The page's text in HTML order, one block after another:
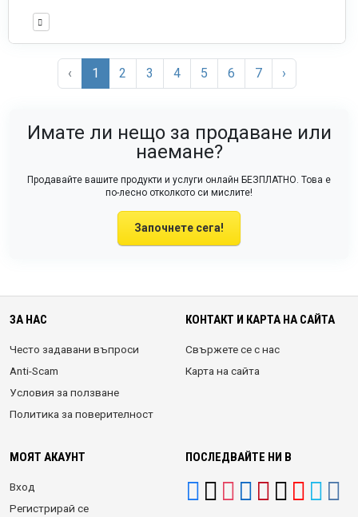
‹ 1 2 3 4 5 6 7 ›
Имате ли нещо за продаване или
наемане?
Продавайте вашите продукти и услуги онлайн БЕЗПЛАТНО. Това е
по-лесно отколкото си мислите!
Започнете сега!
ЗА НАС
Често задавани въпроси
Anti-Scam
Условия за ползване
Политика за поверителност
КОНТАКТ И КАРТА НА САЙТА
Свържете се с нас
Карта на сайта
МОЯТ АКАУНТ
Вход
Регистрирай се
ПОСЛЕДВАЙТЕ НИ В